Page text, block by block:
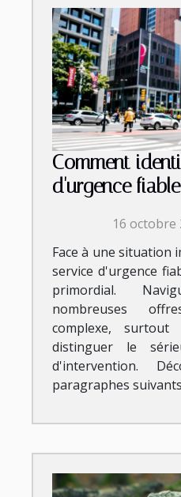
Comment
d'urgence
16 octobre
Face à une situation
service d'urgence
primordial.
nombreuses
complexe,
distinguer le
d'intervention.
paragraphes